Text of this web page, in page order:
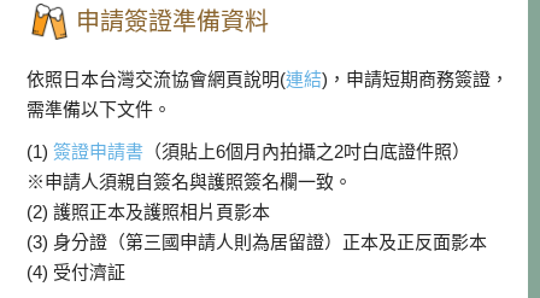
申請簽證準備資料
依照日本台灣交流協會網頁說明(連結)，申請短期商務簽證，
需準備以下文件。
(1)簽證申請書 （須貼上6個月內拍攝之2吋白底證件照）
※申請人須親自簽名與護照簽名欄一致。
(2) 護照正本及護照相片頁影本
(3) 身分證（第三國申請人則為居留證）正本及正反面影本
(4) 受付濟証